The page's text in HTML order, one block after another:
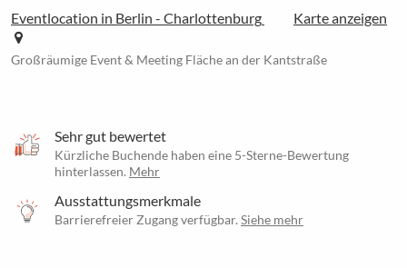
Eventlocation in Berlin - Charlottenburg Karte anzeigen
Großräumige Event & Meeting Fläche an der Kantstraße
Sehr gut bewertet
Kürzliche Buchende haben eine 5-Sterne-Bewertung
hinterlassen. Mehr
Ausstattungsmerkmale
Barrierefreier Zugang verfügbar. Siehe mehr